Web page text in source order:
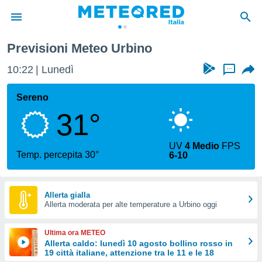
di
per
le
di
Web
le
Previsioni Meteo Urbino
10:22 Lunedì ...
Sereno
31°
Temp. percepita 30°
UV4 Medio FPS
6-10
Allerta gialla
Allerta moderata per alte temperature a Urbino oggi
Ultima ora METEO
Allerta caldo: lunedì 10 agosto bollino rosso in
19 città italiane, attenzione tra le 11 e le 18